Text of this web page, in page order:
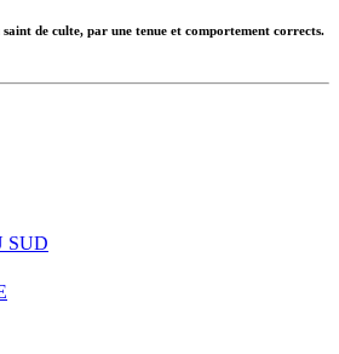
saint de culte, par une tenue et comportement corrects.
SUD